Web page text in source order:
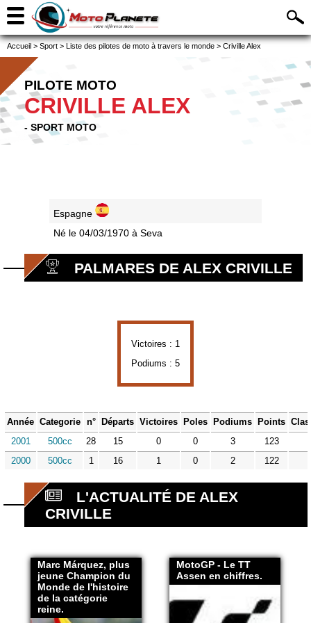
Accueil > Sport > Liste des pilotes de moto à travers le monde > Criville Alex
PILOTE MOTO
CRIVILLE ALEX
- SPORT MOTO
Espagne
Né le 04/03/1970 à Seva
PALMARES DE ALEX CRIVILLE
Victoires : 1
Podiums : 5
Année Categorie n° Départs Victoires Poles Podiums Points
2001
500cc 28 15 0 0 3
123
2000
500cc 1 16 1 0 2 122
L'ACTUALITÉ DE ALEX
CRIVILLE
Marc Márquez, plus
jeune Champion du
Monde de l'histoire
de la catégorie
reine.
MotoGP - Le TT
Assen en chiffres.